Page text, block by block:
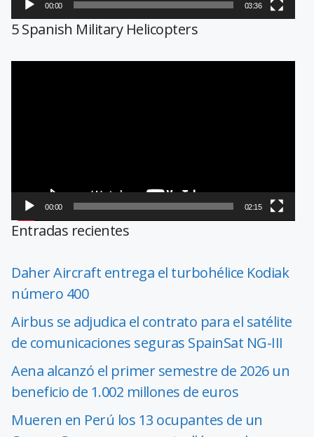
00:00 03:36
5 Spanish Military Helicopters
00:00 02:15
Entradas recientes
Daher Aircraft entrega el turbohélice Kodiak
número 400
Airbus se adjudica el contrato para el satélite
de comunicaciones seguras SpainSat NG-III
Aena alcanzó el primer semestre de 2026 un
beneficio de 1.002 millones de euros
Mueren en Perú los 13 ocupantes de un